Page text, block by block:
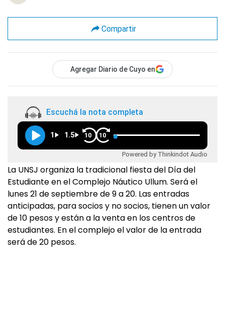
Compartir
Agregar Diario de Cuyo en
Escuchá la nota completa
1 1.5 10 10
Powered by Thinkindot Audio
La UNSJ organiza la tradicional fiesta del Día del
Estudiante en el Complejo Náutico Ullum. Será el
lunes 21 de septiembre de 9 a 20. Las entradas
anticipadas, para socios y no socios, tienen un valor
de 10 pesos y están a la venta en los centros de
estudiantes. En el complejo el valor de la entrada
será de 20 pesos.